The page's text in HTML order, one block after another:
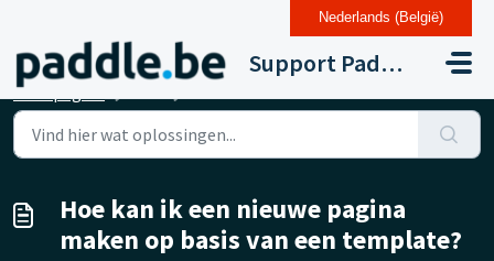
Doorgaan naar hoofdinhoud
Support Paddle Drupal 11
Startpagina
Hoe kan ik een nieuwe pagina
maken op basis van een template?
Nederlands (België)